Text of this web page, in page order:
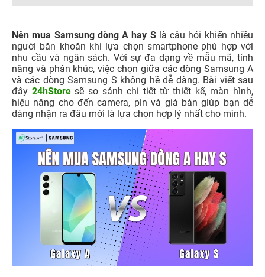
Nên mua Samsung dòng A hay Slà câu hỏi khiến nhiều
người băn khoăn khi lựa chọn smartphone phù hợp với
nhu cầu và ngân sách. Với sự đa dạng về mẫu mã, tính
năng và phân khúc, việc chọn giữa các dòng Samsung A
và các dòng Samsung S không hề dễ dàng. Bài viết sau
đây 24hStoresẽ so sánh chi tiết từ thiết kế, màn hình,
hiệu năng cho đến camera, pin và giá bán giúp bạn dễ
dàng nhận ra đâu mới là lựa chọn hợp lý nhất cho mình.